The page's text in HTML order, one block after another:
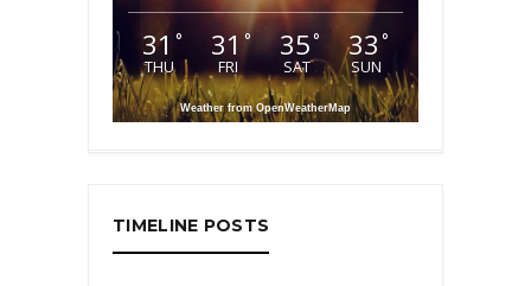
31 °
THU
31°
FRI
35°
SAT
33 °
SUN
Weather from OpenWeatherMap
TIMELINE POSTS